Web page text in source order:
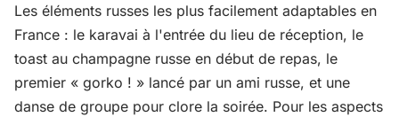
Les éléments russes les plus facilement adaptables en
France : le karavai à l'entrée du lieu de réception, le
toast au champagne russe en début de repas, le
premier « gorko ! » lancé par un ami russe, et une
danse de groupe pour clore la soirée. Pour les aspects